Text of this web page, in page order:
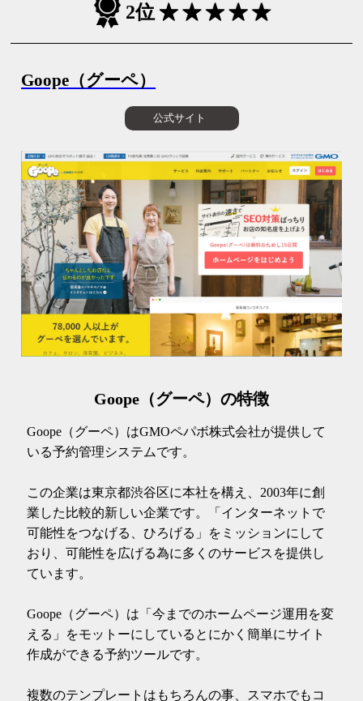
2位
Goope（グーペ）
公式サイト
Goope（グーペ）の特徴
Goope（グーペ）はGMOペパボ株式会社が提供して
いる予約管理システムです。
この企業は東京都渋谷区に本社を構え、2003年に創
業した比較的新しい企業です。「インターネットで
可能性をつなげる、ひろげる」をミッションにして
おり、可能性を広げる為に多くのサービスを提供し
ています。
Goope（グーペ）は「今までのホームページ運用を変
える」をモットーにしているとにかく簡単にサイト
作成ができる予約ツールです。
複数のテンプレートはもちろんの事、スマホでもコ